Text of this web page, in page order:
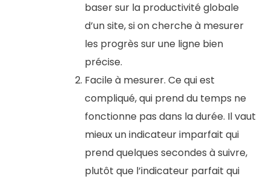
baser sur la productivité globale
d’un site, si on cherche à mesurer
les progrès sur une ligne bien
précise.
Facile à mesurer. Ce qui est
compliqué, qui prend du temps ne
fonctionne pas dans la durée. Il vaut
mieux un indicateur imparfait qui
prend quelques secondes à suivre,
plutôt que l’indicateur parfait qui